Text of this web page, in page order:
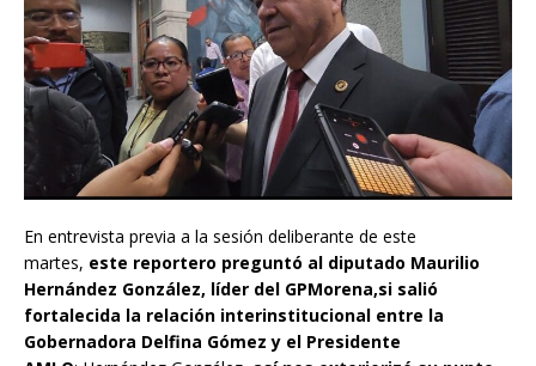
En entrevista previa a la sesión deliberante de este
martes, este reportero preguntó al diputado Maurilio
Hernández González, líder del GPMorena,si salió
fortalecida la relación interinstitucional entre la
Gobernadora Delfina Gómez y el Presidente